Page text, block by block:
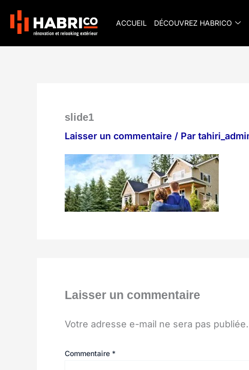
contenu
ACCUEIL DÉCOUVREZ HABRICO
slide1
Laisser un commentaire / Par
Laisser un commentaire
Votre adresse e-mail ne sera pas publiée.
Commentaire *